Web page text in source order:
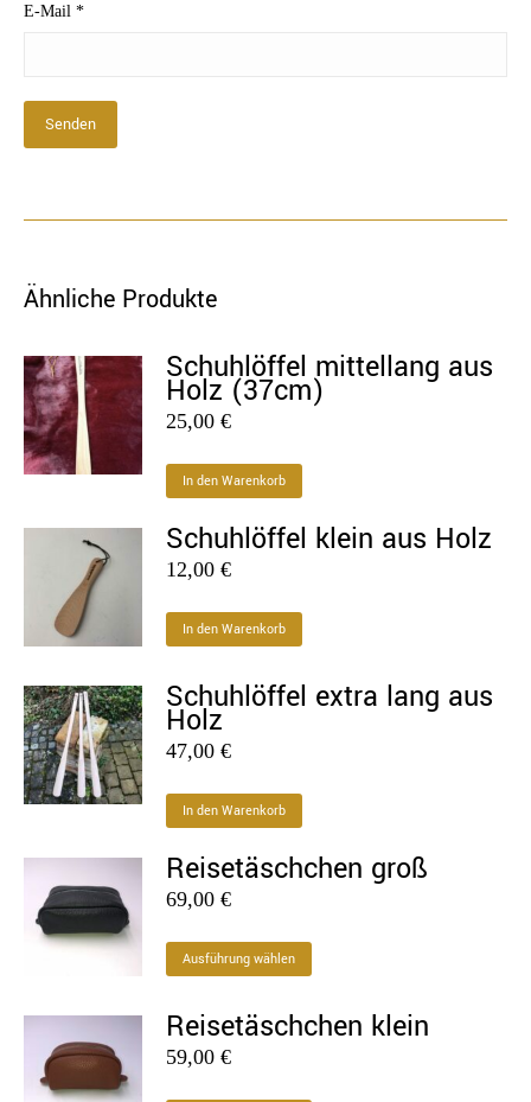
E-Mail *
Ähnliche Produkte
Schuhlöffel mittellang aus
Holz (37cm)
25,00 €
In den Warenkorb
Schuhlöffel klein aus Holz
12,00 €
In den Warenkorb
Schuhlöffel extra lang aus
Holz
47,00 €
In den Warenkorb
Reisetäschchen groß
69,00 €
Ausführung wählen
weist
Reisetäschchen klein
59,00 €